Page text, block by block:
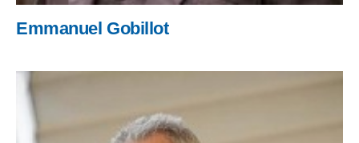
Emmanuel Gobillot